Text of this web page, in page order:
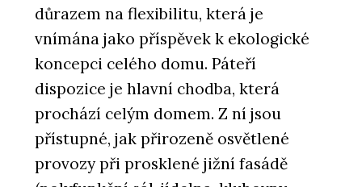
důrazem na flexibilitu, která je
vnímána jako příspěvek k ekologické
koncepci celého domu. Páteří
dispozice je hlavní chodba, která
prochází celým domem. Z ní jsou
přístupné, jak přirozeně osvětlené
provozy při prosklené jižní fasádě